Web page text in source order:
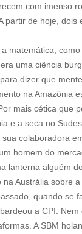
com imenso
partir de hoje, dois
matemática,
uma ciência
dizer que
na Amazônia
mais cética que
e a seca no
colaboradora
homem do
lanterna alguém
Austrália sobre
quando se
a CPI.
A SBM